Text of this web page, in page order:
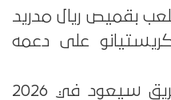
بقميص ريال مدريد
على دعمه
وشدد مبابي على أن الفريق سيعود في 2026